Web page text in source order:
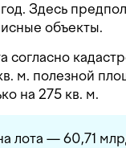
Здесь
объекты.
согласно
м. полезной
на 275 кв. м.
лота — 60,71